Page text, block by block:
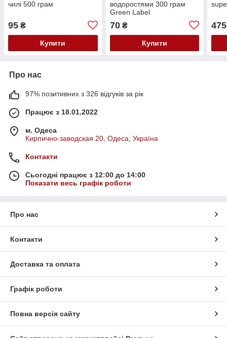
чилі 500 грам
95 ₴
Купити
водоростями 300 грам
Green Label
70₴
Купити
475
Про нас
97% позитивних з 326 відгуків за рік
Працює з 18.01.2022
м. Одеса
Кирпично-заводская 20, Одеса, Україна
Контакти
Сьогодні працює з 12:00 до 14:00
Показати весь графік роботи
Про нас
Контакти
Доставка та оплата
Графік роботи
Повна версія сайту